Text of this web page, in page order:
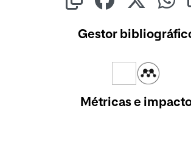
Gestor
Métricas e